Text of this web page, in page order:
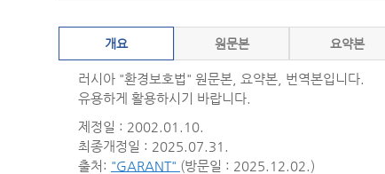
개요 원문본 요약본
러시아 "환경보호법" 원문본, 요약본, 번역본입니다.
유용하게 활용하시기 바랍니다.
제정일 : 2002.01.10.
최종개정일 : 2025.07.31.
출처: "GARANT" (방문일 : 2025.12.02.)